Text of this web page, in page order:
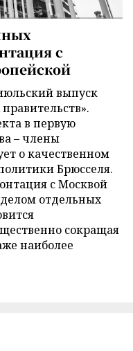
с
выпуск
в первую
– члены
о качественном
Брюсселя.
с Москвой
отдельных
сокращая
наиболее